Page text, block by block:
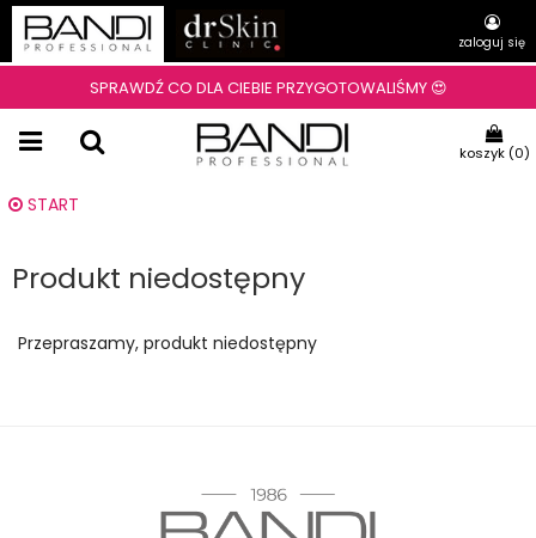
zaloguj się
SPRAWDŹ CO DLA CIEBIE PRZYGOTOWALIŚMY 😍
koszyk (0)
START
Produkt niedostępny
Przepraszamy, produkt niedostępny